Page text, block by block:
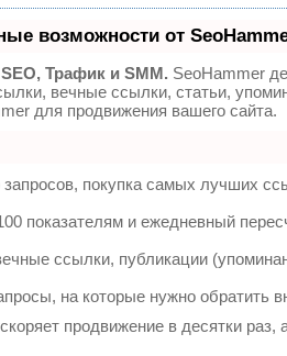
возможности от
SEO, Трафик и SMM. SeoHammer
вечные ссылки, статьи,
для продвижения вашего сайта.
покупка самых лучших
показателям и ежедневный
ссылки, публикации
на которые нужно обратить
продвижение в десятки раз,